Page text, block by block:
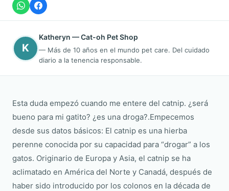
K
Katheryn — Cat-oh Pet Shop
— Más de 10 años en el mundo pet care. Del cuidado
diario a la tenencia responsable.
Esta duda empezó cuando me entere del catnip. ¿será
bueno para mi gatito? ¿es una droga?.Empecemos
desde sus datos básicos: El catnip es una hierba
perenne conocida por su capacidad para “drogar” a los
gatos. Originario de Europa y Asia, el catnip se ha
aclimatado en América del Norte y Canadá, después de
haber sido introducido por los colonos en la década de